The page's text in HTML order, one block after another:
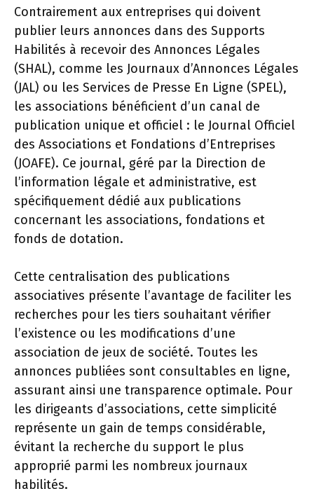
Contrairement aux entreprises qui doivent
publier leurs annonces dans des Supports
Habilités à recevoir des Annonces Légales
(SHAL), comme les Journaux d’Annonces Légales
(JAL) ou les Services de Presse En Ligne (SPEL),
les associations bénéficient d’un canal de
publication unique et officiel : le Journal Officiel
des Associations et Fondations d’Entreprises
(JOAFE). Ce journal, géré par la Direction de
l’information légale et administrative, est
spécifiquement dédié aux publications
concernant les associations, fondations et
fonds de dotation.
Cette centralisation des publications
associatives présente l’avantage de faciliter les
recherches pour les tiers souhaitant vérifier
l’existence ou les modifications d’une
association de jeux de société. Toutes les
annonces publiées sont consultables en ligne,
assurant ainsi une transparence optimale. Pour
les dirigeants d’associations, cette simplicité
représente un gain de temps considérable,
évitant la recherche du support le plus
approprié parmi les nombreux journaux
habilités.